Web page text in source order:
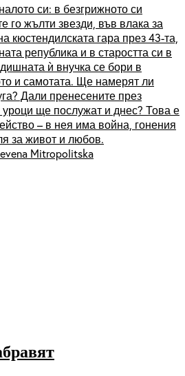
си: в безгрижното си
го жълти звезди, във влака за
кюстендилската гара през 43-та,
република и в старостта си в
ѝ внучка се бори в
и самотата. Ще намерят ли
Дали пренесените през
уроци ще послужат и днес? Това е
– в нея има война, гонения
за живот и любов.
Mitropolitska